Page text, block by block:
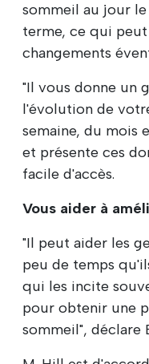
sommeil au jour
terme, ce qui
changements
"Il vous donne un
l'évolution de
semaine, du mois
et présente ces
facile d'accès.
Vous aider à
"Il peut aider les
peu de temps
qui les incite
pour obtenir une
sommeil", déclare